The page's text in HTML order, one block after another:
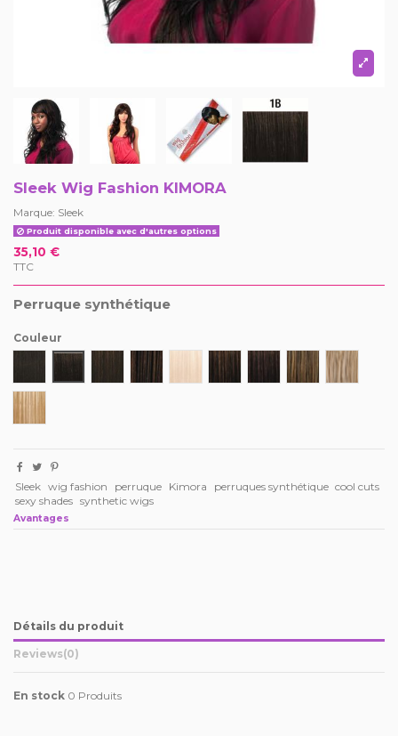
Sleek Wig Fashion KIMORA
Marque: Sleek
Produit disponible avec d'autres options
35,10 €
TTC
Perruque synthétique
Couleur
1B FS1B/30FS1B/33 FS4/27 FS12/16/613
FS27/613
Sleek wig fashion perruque Kimora perruques synthétique cool cuts
sexy shades synthetic wigs
Avantages
Détails du produit
Reviews(0)
En stock 0 Produits